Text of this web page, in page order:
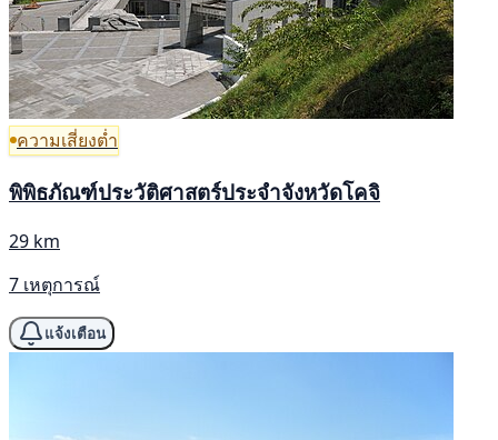
ความเสี่ยงต่ำ
พิพิธภัณฑ์ประวัติศาสตร์ประจำจังหวัดโคจิ
29 km
7 เหตุการณ์
แจ้งเตือน